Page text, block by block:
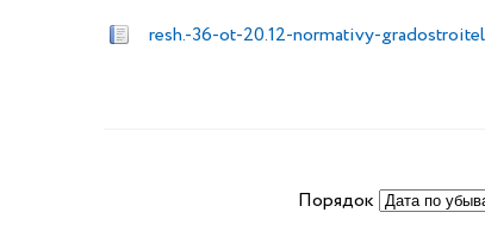
resh.-36-ot-20.12-normativy-
Порядок